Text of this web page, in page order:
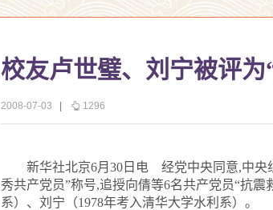
校友卢世璧、刘宁被评
2008-07-03 1296
新华社北京6月 30 日 电 经党中央同意,中央
秀共产党员”称号,追授向倩等6名共产党员“抗震
系）、刘宁（1978年考入清华大学水利系）。